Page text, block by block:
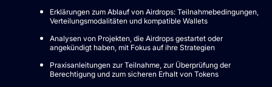
Erklärungen zum Ablauf von Airdrops: Teilnahmebedingungen,
Verteilungsmodalitäten und kompatible Wallets
Analysen von Projekten, die Airdrops gestartet oder
angekündigt haben, mit Fokus auf ihre Strategien
Praxisanleitungen zur Teilnahme, zur Überprüfung der
Berechtigung und zum sicheren Erhalt von Tokens